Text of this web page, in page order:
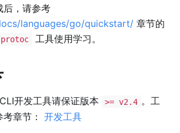
后，请参考
languages/go/quickstart/ 章节的
protoc 工具使用学习。
开发工具请保证版本 >= v2.4 。工
章节： 开发工具